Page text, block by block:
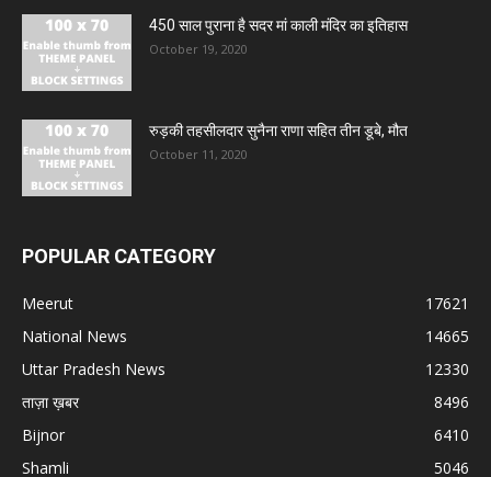
450 साल पुराना है सदर मां काली मंदिर का इतिहास
October 19, 2020
रुड़की तहसीलदार सुनैना राणा सहित तीन डूबे, मौत
October 11, 2020
POPULAR CATEGORY
Meerut
17621
National News
14665
Uttar Pradesh News
12330
ताज़ा ख़बर
8496
Bijnor
6410
Shamli
5046